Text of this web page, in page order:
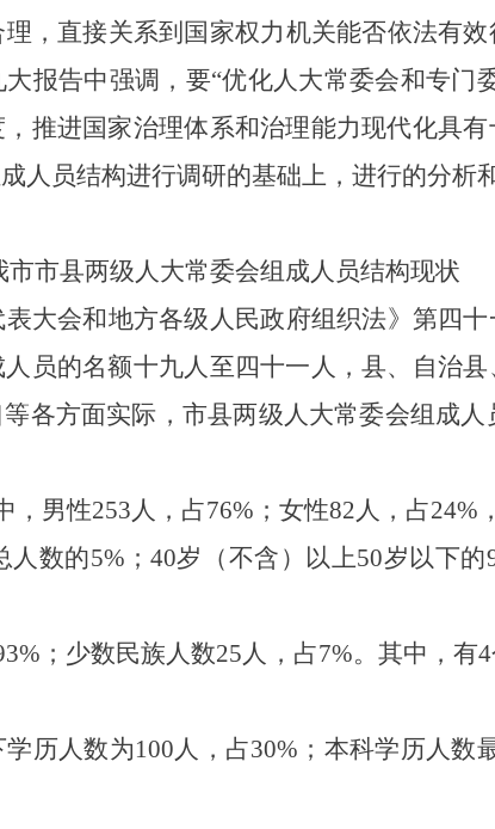
，直接关系到国家权力机关能否依法有
报告中强调，要“优化人大常委会和专门
推进国家治理体系和治理能力现代化具有
人员结构进行调研的基础上，进行的分析和
市市县两级人大常委会组成人员结构现状
大会和地方各级人民政府组织法》第四
员的名额十九人至四十一人，县、自治
各方面实际，市县两级人大常委会组成人
，男性253人，占76% ；女性82人，占24%
人数的5% ； 40岁（不含）以上50岁以下的
；少数民族人数25人，占7%。其中，有4
历人数为100人，占30% ；本科学历人数